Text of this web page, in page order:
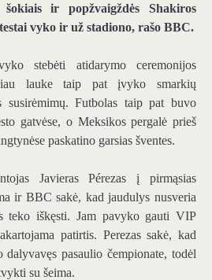
šokiais ir popžvaigždės Shakiros
vyko ir už stadiono, rašo BBC.
stebėti atidarymo ceremonijos
lauke taip pat įvyko smarkių
susirėmimų. Futbolas taip pat buvo
gatvėse, o Meksikos pergalė prieš
paskatino garsias šventes.
Javieras Pérezas į pirmąsias
ir BBC sakė, kad jaudulys nusveria
teko iškęsti. Jam pavyko gauti VIP
patirtis. Perezas sakė, kad
dalyvavęs pasaulio čempionate, todėl
su šeima.